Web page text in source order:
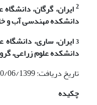
2ایران، گرگان،
دانشکده مهندسی آب و
3ایران، ساری،
دانشکده علوم زراعی،
تاریخ دریافت: 30/06/1399 تاریخ پذیرش: 03/04/1400
چکیده